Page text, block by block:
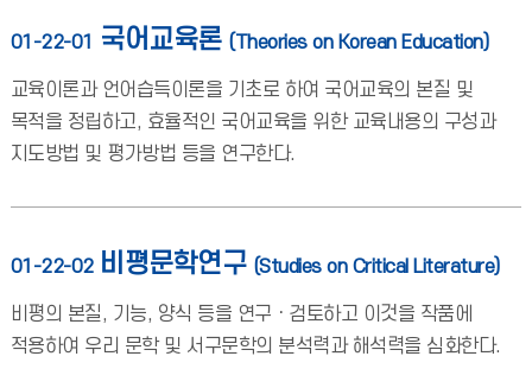
01-22-01 국어교육론 (Theories on Korean Education)
교육이론과 언어습득이론을 기초로 하여 국어교육의 본질 및
목적을 정립하고, 효율적인 국어교육을 위한 교육내용의 구성과
지도방법 및 평가방법 등을 연구한다.
01-22-02 비평문학연구 (Studies on Critical Literature)
비평의 본질, 기능, 양식 등을 연구ㆍ검토하고 이것을 작품에
적용하여 우리 문학 및 서구문학의 분석력과 해석력을 심화한다.